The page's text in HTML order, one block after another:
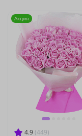
4.9 (449)
Акция